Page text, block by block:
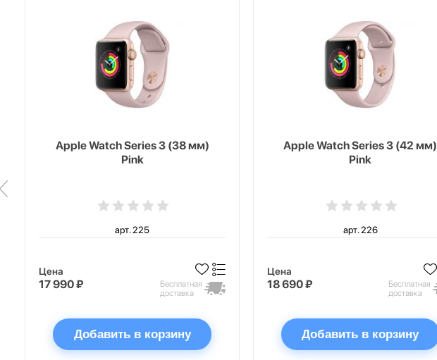
Apple Watch Series 3 (38 мм)
Pink
арт. 225
Цена
17 990 ₽
Бесплатная
доставка
Добавить в корзину
Apple Watch Series 3 (42 мм)
Pink
арт. 226
Цена
18 690 ₽
Бесплатная
доставка
Добавить в корзину